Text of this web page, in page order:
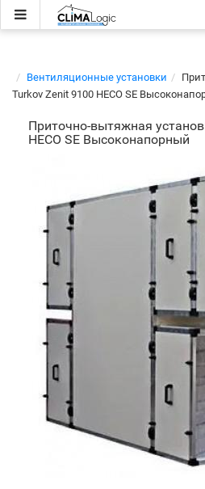
Вентиляционные установки
Turkov Zenit 9100 HECO SE
Приточно-вытяжная
HECO SE Высоконапорный